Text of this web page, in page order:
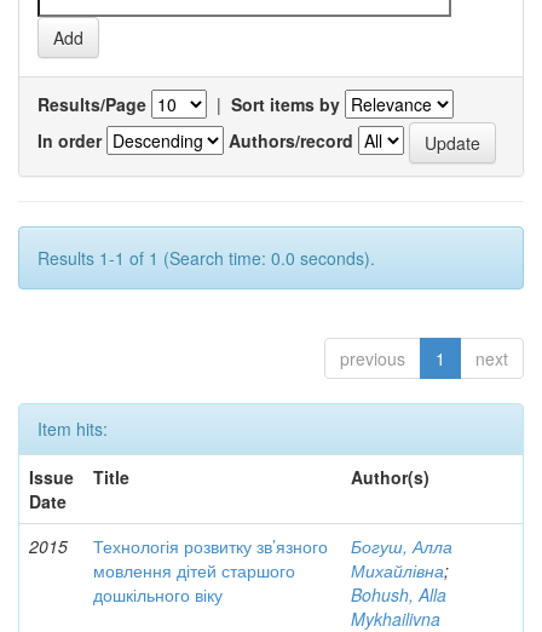
Results/Page | Sort items by
In order
Authors/record
Results 1-1 of 1 (Search time: 0.0 seconds).
previous 1 next
Item hits:
Issue
Date
Title Author(s)
2015
Технологія розвитку зв’язного
мовлення дітей старшого
дошкільного віку
Богуш, Алла
Михайлівна;
Bohush, Alla
Mykhailivna